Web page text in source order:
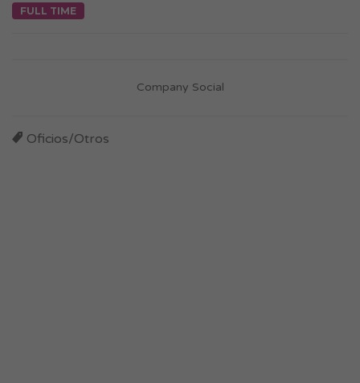
FULL TIME
Company Social
Oficios/Otros